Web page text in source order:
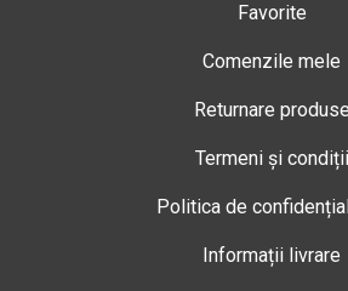
Favorite
Comenzile mele
Returnare produse
Termeni și condiții
Politica de
Informații livrare